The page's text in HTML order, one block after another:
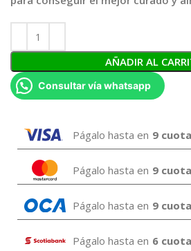
AÑADIR AL
Consultar vía whatsapp
Págalo hasta en 9
Págalo hasta en 9
Págalo hasta en 9
Págalo hasta en 6